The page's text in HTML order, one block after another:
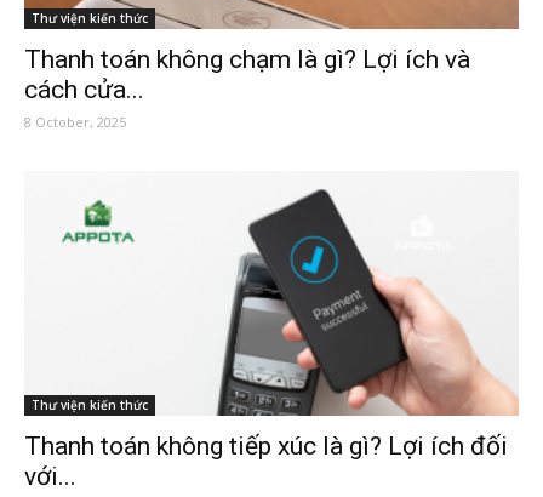
Thư viện kiến thức
Thanh toán không chạm là gì? Lợi ích và
cách cửa...
8 October, 2025
Thư viện kiến thức
Thanh toán không tiếp xúc là gì? Lợi ích đối
với...